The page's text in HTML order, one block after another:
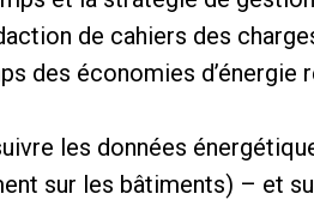
de cahiers des
des économies
les données
sur les bâtiments) – et